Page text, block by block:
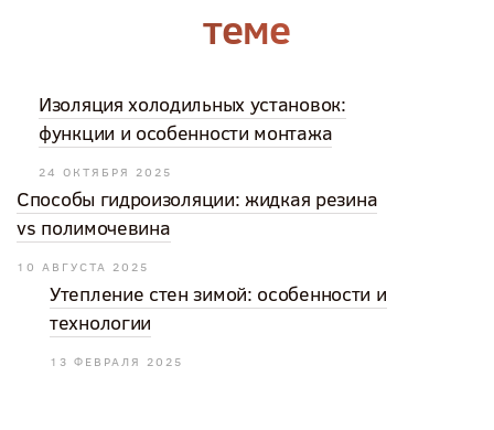
теме
Изоляция холодильных установок:
функции и особенности монтажа
24 ОКТЯБРЯ 2025
Способы гидроизоляции: жидкая резина
vs полимочевина
10 АВГУСТА 2025
Утепление стен зимой: особенности и
технологии
13 ФЕВРАЛЯ 2025